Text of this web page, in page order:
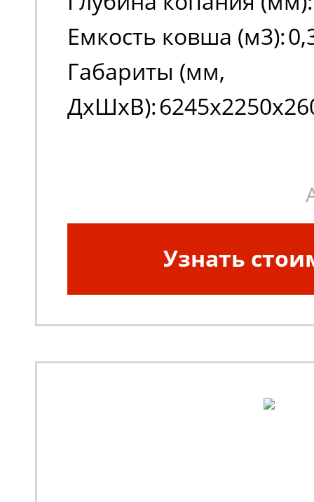
Емкость ковша (м3):
Габариты (мм,
ДxШxВ):
Узнать